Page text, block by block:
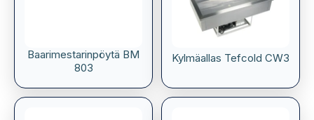
Baarimestarinpöytä BM
803
Kylmäallas Tefcold CW3